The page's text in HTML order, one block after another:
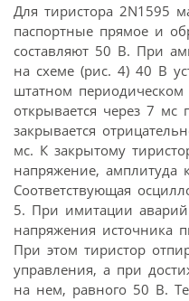
Для тиристора 2N1595
паспортные прямое и
составляют 50 В. При
на схеме (рис. 4) 40 В
штатном
открывается через 7 мс
закрывается
мс. К закрытому
напряжение, амплитуда
Соответствующая
5. При имитации
напряжения источника
При этом тиристор
управления, а при
на нем, равного 50 В.